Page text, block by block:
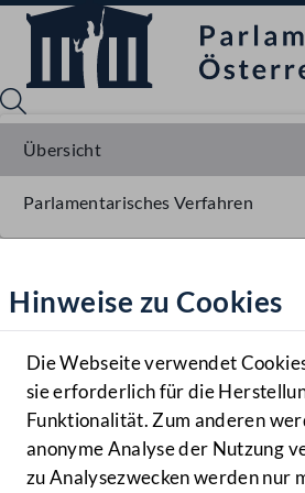
Hilfe
Benutzer
Navigationsmenü öffnen
MENÜ
Hinweise zu Cookies
Die Webseite verwendet
sie erforderlich für die
Funktionalität. Zum anderen
anonyme Analyse der Nutzung
zu Analysezwecken werden nur
Übersicht
Parlamentarisches Verfahren